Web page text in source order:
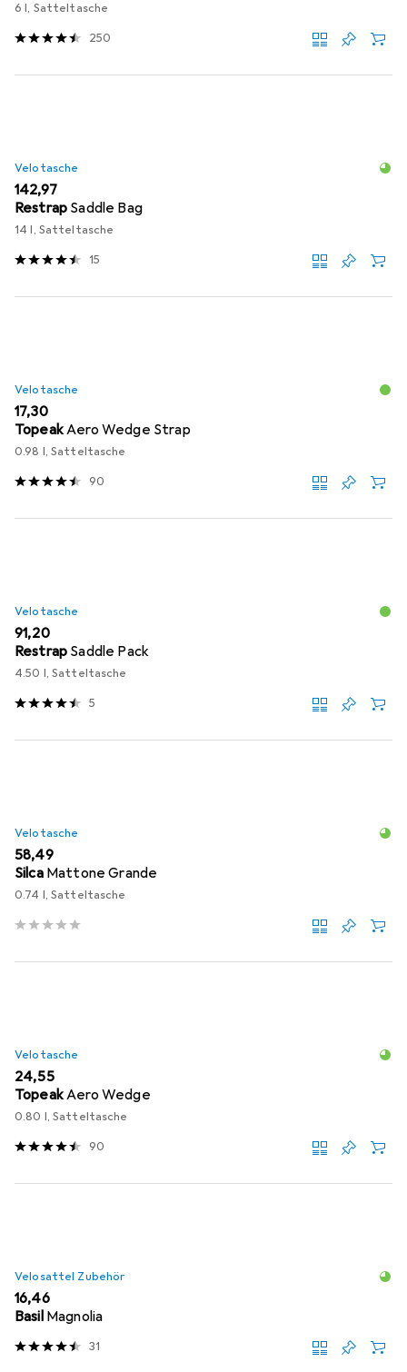
6 l, Satteltasche
250
Velotasche
EUR
142,97
Restrap Saddle Bag
14 l, Satteltasche
15
Velotasche
EUR
17,30
TopeakAero Wedge Strap
0.98 l, Satteltasche
90
Velotasche
EUR
91,20
Restrap Saddle Pack
4.50 l, Satteltasche
5
Velotasche
EUR
58,49
Silca Mattone Grande
0.74 l, Satteltasche
Velotasche
EUR
24,55
TopeakAero Wedge
0.80 l, Satteltasche
90
Velosattel Zubehör
EUR
16,46
Basil Magnolia
31